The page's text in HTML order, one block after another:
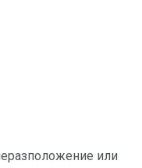
или